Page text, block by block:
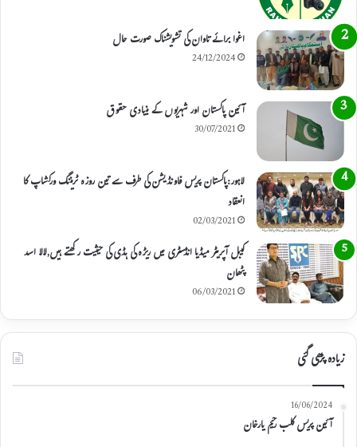
اغوا برائے تاوان کی تشویشناک صورت حال
24/12/2024
آئین پاکستان اور شہریوں کے بنیادی حقوق
30/07/2021
لاہور:پاکستان پریس فاونڈیشن کی طرف سے تین روزہ ٹریننگ ورکشاپ کا
انعقاد
02/03/2021
کیبل آپریٹر میڈیا انڈسٹری میں ریڑہ کی ہڈی کی حیثیت رکھتے ہیں,لالا اسد
پٹھان
06/03/2021
زیادہ پڑھی گئی
16/06/2024
آئین پریس کلب رحیم یارخان